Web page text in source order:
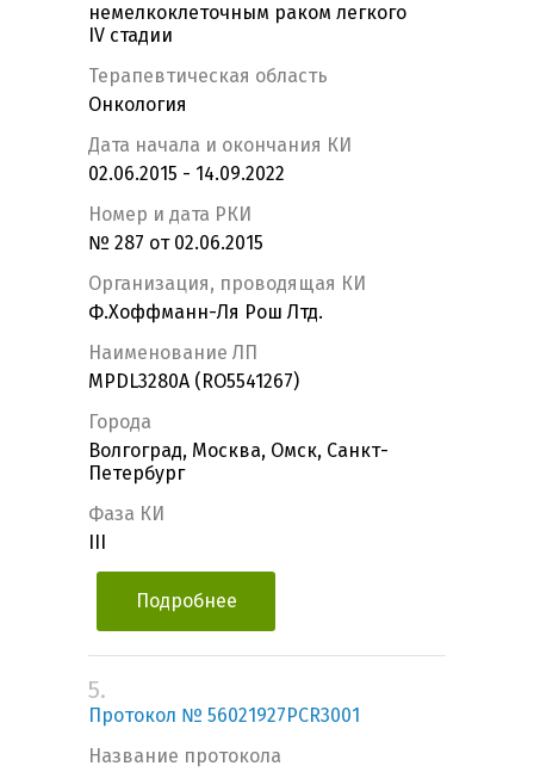
немелкоклеточным раком легкого
IV стадии
Терапевтическая область
Онкология
Дата начала и окончания КИ
02.06.2015 - 14.09.2022
Номер и дата РКИ
№ 287 от 02.06.2015
Организация, проводящая КИ
Ф.Хоффманн-Ля Рош Лтд.
Наименование ЛП
MPDL3280A (RO5541267)
Города
Волгоград, Москва, Омск, Санкт-
Петербург
Фаза КИ
Подробнее
5.
Протокол № 56021927PCR3001
Название протокола